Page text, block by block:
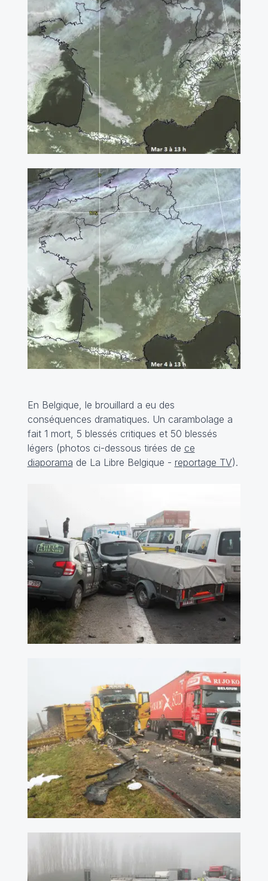
En Belgique, le brouillard a eu des
conséquences dramatiques. Un carambolage a
fait 1 mort, 5 blessés critiques et 50 blessés
légers (photos ci-dessous tirées de ce
diaporama de La Libre Belgique - reportage TV).